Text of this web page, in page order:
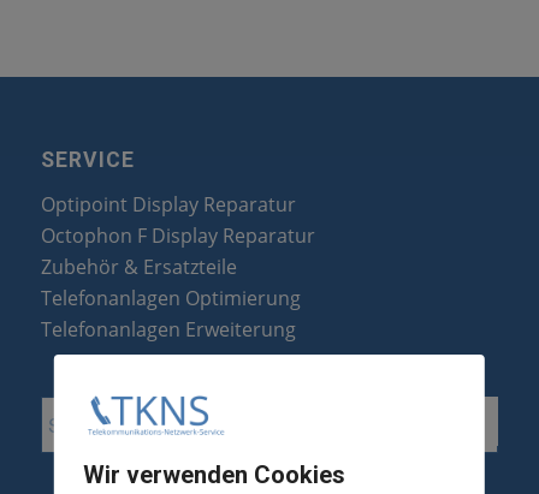
SERVICE
Optipoint Display Reparatur
Octophon F Display Reparatur
Zubehör & Ersatzteile
Telefonanlagen Optimierung
Telefonanlagen Erweiterung
Wir verwenden Cookies